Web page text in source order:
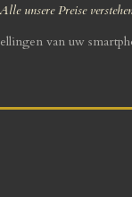
Preise
van uw